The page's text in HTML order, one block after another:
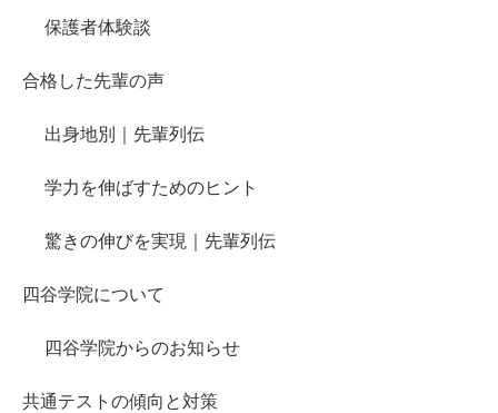
保護者体験談
合格した先輩の声
出身地別｜先輩列伝
学力を伸ばすためのヒント
驚きの伸びを実現｜先輩列伝
四谷学院について
四谷学院からのお知らせ
共通テストの傾向と対策